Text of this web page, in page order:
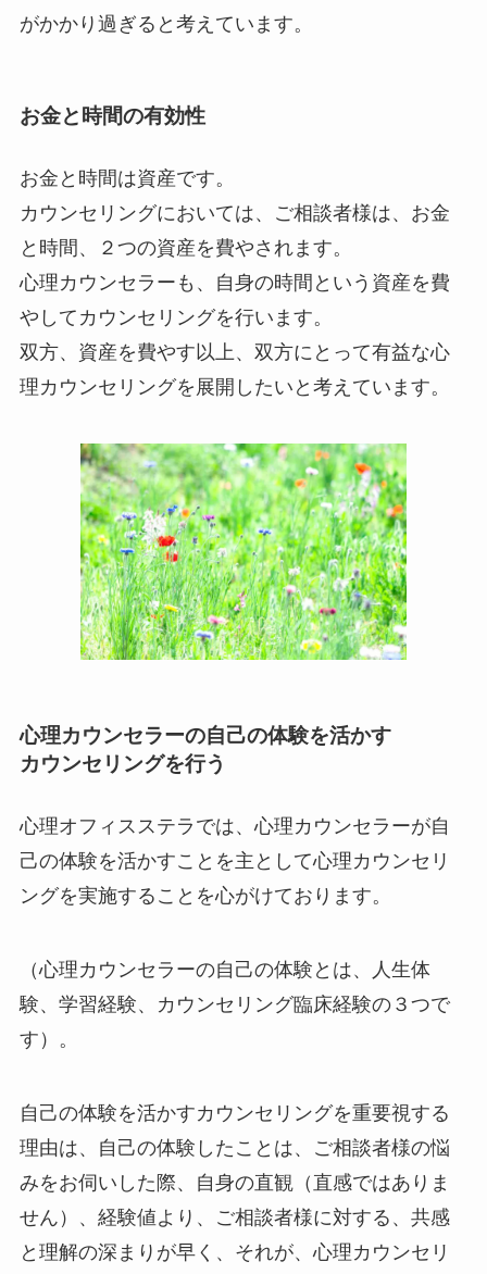
がかかり過ぎると考えています。
お金と時間の有効性
お金と時間は資産です。
カウンセリングにおいては、ご相談者様は、お金
と時間、２つの資産を費やされます。
心理カウンセラーも、自身の時間という資産を費
やしてカウンセリングを行います。
双方、資産を費やす以上、双方にとって有益な心
理カウンセリングを展開したいと考えています。
心理カウンセラーの自己の体験を活かす
カウンセリングを行う
心理オフィスステラでは、心理カウンセラーが自
己の体験を活かすことを主として心理カウンセリ
ングを実施することを心がけております。
（心理カウンセラーの自己の体験とは、人生体
験、学習経験、カウンセリング臨床経験の３つで
す）。
自己の体験を活かすカウンセリングを重要視する
理由は、自己の体験したことは、ご相談者様の悩
みをお伺いした際、自身の直観（直感ではありま
せん）、経験値より、ご相談者様に対する、共感
と理解の深まりが早く、それが、心理カウンセリ